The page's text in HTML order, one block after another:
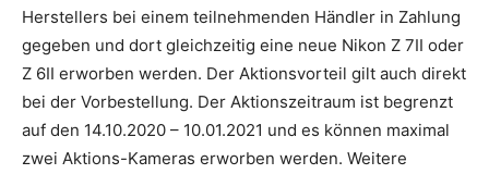
Herstellers bei einem teilnehmenden Händler in Zahlung
gegeben und dort gleichzeitig eine neue Nikon Z 7II oder
Z 6II erworben werden. Der Aktionsvorteil gilt auch direkt
bei der Vorbestellung. Der Aktionszeitraum ist begrenzt
auf den 14.10.2020 – 10.01.2021 und es können maximal
zwei Aktions-Kameras erworben werden. Weitere